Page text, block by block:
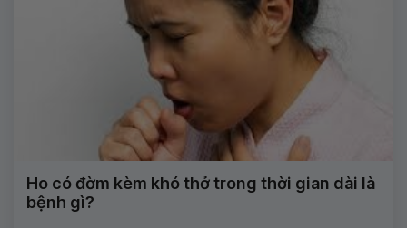
Ho có đờm kèm khó thở trong thời gian dài là
bệnh gì?